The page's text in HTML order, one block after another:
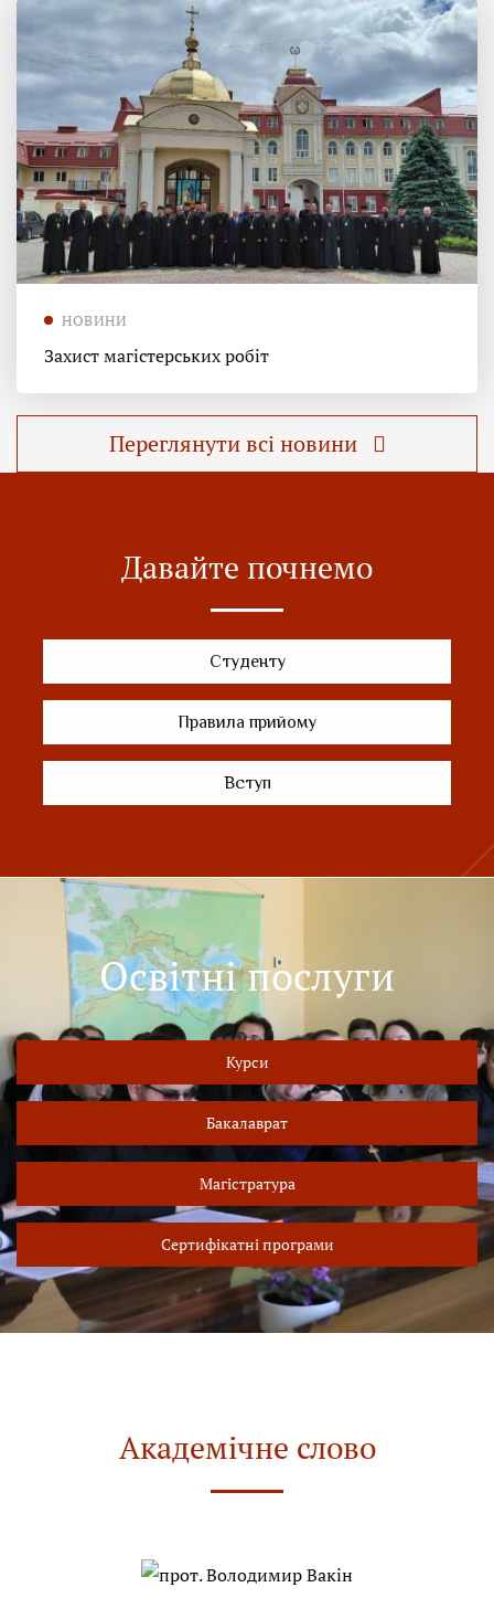
НОВИНИ
Захист магістерських робіт
Переглянути всі новини
Давайте почнемо
Студенту
Правила прийому
Вступ
Освітні послуги
Курси
Бакалаврат
Магістратура
Сертифікатні програми
Академічне слово